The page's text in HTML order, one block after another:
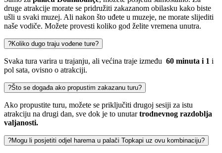
druge atrakcije morate se pridružiti zakazanom obilasku kako biste
ušli u svaki muzej. Ali nakon što uđete u muzeje, ne morate slijediti
naše vodiče. Možete provesti koliko god želite vremena unutra.
?Koliko dugo traju vođene ture?
Svaka tura varira u trajanju, ali većina traje između 60 minuta i 1 i
pol sata, ovisno o atrakciji.
?Što se događa ako propustim zakazanu turu?
Ako propustite turu, možete se priključiti drugoj sesiji za istu
atrakciju na drugi dan, sve dok je to unutartrodnevnog razdoblja
valjanosti.
?Mogu li posjetiti odjel harema u palači Topkapi uz ovu kombinaciju?